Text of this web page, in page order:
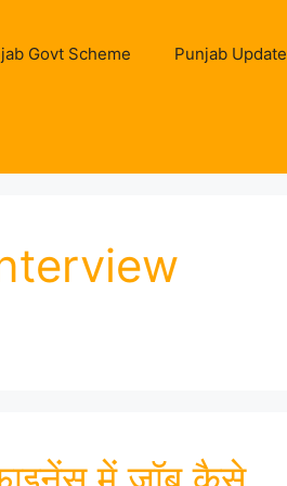
Govt Scheme Punjab Update